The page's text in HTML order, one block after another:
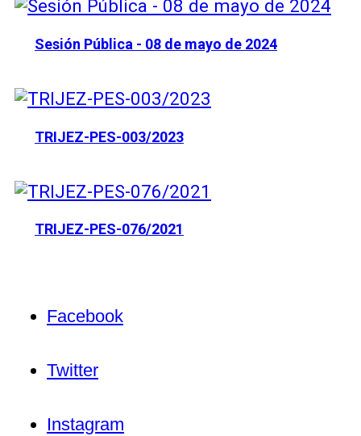
Sesión Pública - 08 de mayo de 2024
TRIJEZ-PES-003/2023
TRIJEZ-PES-076/2021
Facebook
Twitter
Instagram